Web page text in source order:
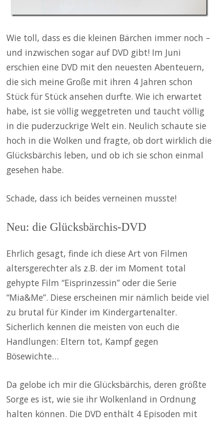
Wie toll, dass es die kleinen Bärchen immer noch –
und inzwischen sogar auf DVD gibt! Im Juni
erschien eine DVD mit den neuesten Abenteuern,
die sich meine Große mit ihren 4 Jahren schon
Stück für Stück ansehen durfte. Wie ich erwartet
habe, ist sie völlig weggetreten und taucht völlig
in die puderzuckrige Welt ein. Neulich schaute sie
hoch in die Wolken und fragte, ob dort wirklich die
Glücksbärchis leben, und ob ich sie schon einmal
gesehen habe.
Schade, dass ich beides verneinen musste!
Neu: die Glücksbärchis-DVD
Ehrlich gesagt, finde ich diese Art von Filmen
altersgerechter als z.B. der im Moment total
gehypte Film “Eisprinzessin” oder die Serie
“Mia&Me”. Diese erscheinen mir nämlich beide viel
zu brutal für Kinder im Kindergartenalter.
Sicherlich kennen die meisten von euch die
Handlungen: Eltern tot, Kampf gegen
Bösewichte…
Da gelobe ich mir die Glücksbärchis, deren größte
Sorge es ist, wie sie ihr Wolkenland in Ordnung
halten können. Die DVD enthält 4 Episoden mit